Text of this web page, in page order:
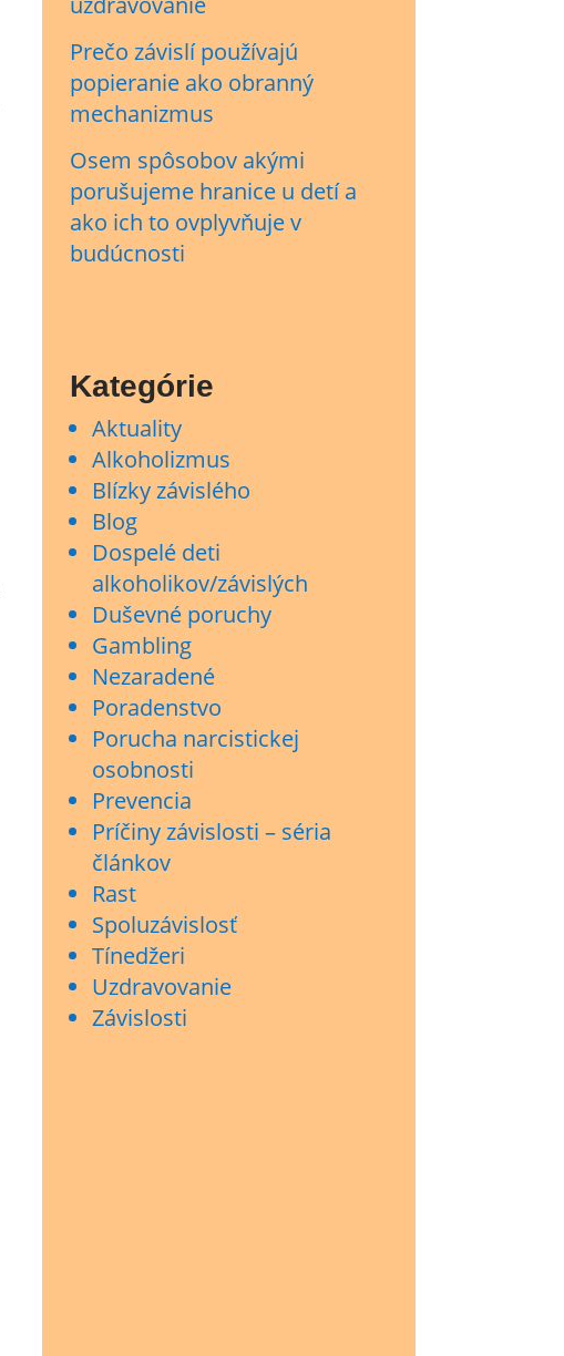
Prečo závislí používajú
popieranie ako obranný
mechanizmus
Osem spôsobov akými
porušujeme hranice u detí a
ako ich to ovplyvňuje v
budúcnosti
Kategórie
Aktuality
Alkoholizmus
Blízky závislého
Blog
Dospelé deti
alkoholikov/závislých
Duševné poruchy
Gambling
Nezaradené
Poradenstvo
Porucha narcistickej
osobnosti
Prevencia
Príčiny závislosti – séria
článkov
Rast
Spoluzávislosť
Tínedžeri
Uzdravovanie
Závislosti